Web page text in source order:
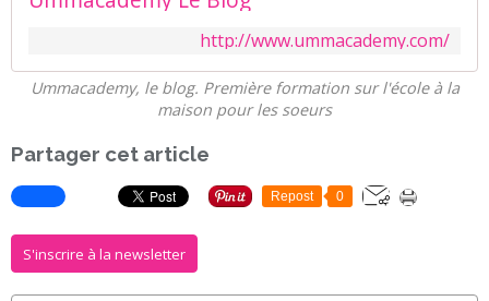
http://www.ummacademy.com/
Ummacademy, le blog. Première formation sur l'école à la
maison pour les soeurs
Partager cet article
Repost 0
S'inscrire à la newsletter